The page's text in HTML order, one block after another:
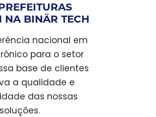
NA BINÄR TECH
nacional em
para o setor
base de clientes
a qualidade e
das nossas
soluções.